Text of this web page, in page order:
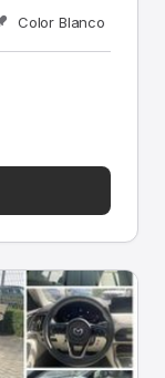
Color Blanco